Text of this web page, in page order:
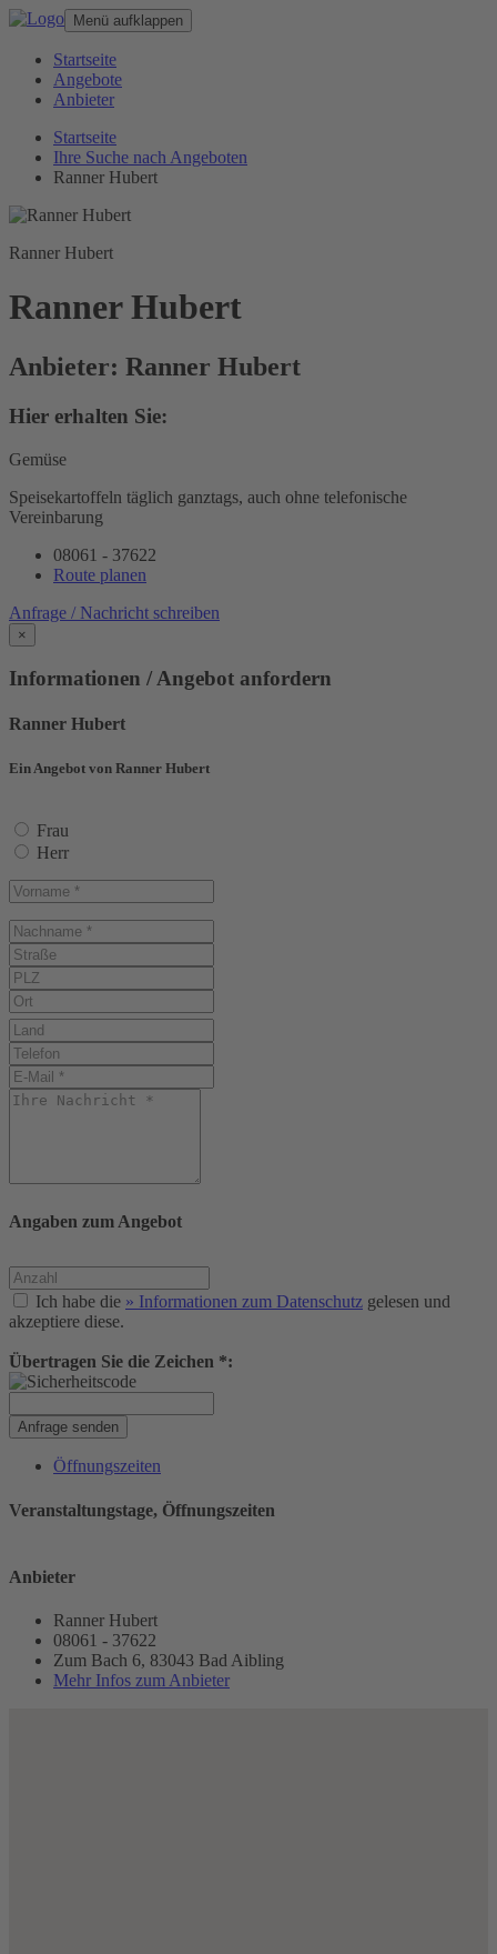
Menü aufklappen
Startseite
Angebote
Anbieter
Startseite
Ihre Suche nach Angeboten
Ranner Hubert
Ranner Hubert
Ranner Hubert
Anbieter: Ranner Hubert
Hier erhalten Sie:
Gemüse
Speisekartoffeln täglich ganztags, auch ohne telefonische
Vereinbarung
08061 - 37622
Route planen
Anfrage / Nachricht schreiben
×
Informationen / Angebot anfordern
Ranner Hubert
Ein Angebot von Ranner Hubert
Frau
Herr
Angaben zum Angebot
Ich habe die » Informationen zum Datenschutz gelesen und
akzeptiere diese.
Übertragen Sie die Zeichen *:
Anfrage senden
Öffnungszeiten
Veranstaltungstage, Öffnungszeiten
Anbieter
Ranner Hubert
08061 - 37622
Zum Bach 6, 83043 Bad Aibling
Mehr Infos zum Anbieter